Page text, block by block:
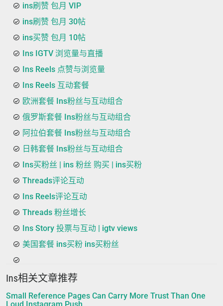
ins刷赞 包月 VIP
ins刷赞 包月 30帖
ins买赞 包月 10帖
Ins IGTV 浏览量与直播
Ins Reels 点赞与浏览量
Ins Reels 互动套餐
欧洲套餐 Ins粉丝与互动组合
俄罗斯套餐 Ins粉丝与互动组合
阿拉伯套餐 Ins粉丝与互动组合
日韩套餐 Ins粉丝与互动组合
Ins买粉丝 | ins 粉丝 购买 | ins买粉
Threads评论互动
Ins Reels评论互动
Threads 粉丝增长
Ins Story 投票与互动 | igtv views
美国套餐 ins买粉 ins买粉丝
Ins相关文章推荐
Small Reference Pages Can Carry More Trust Than One